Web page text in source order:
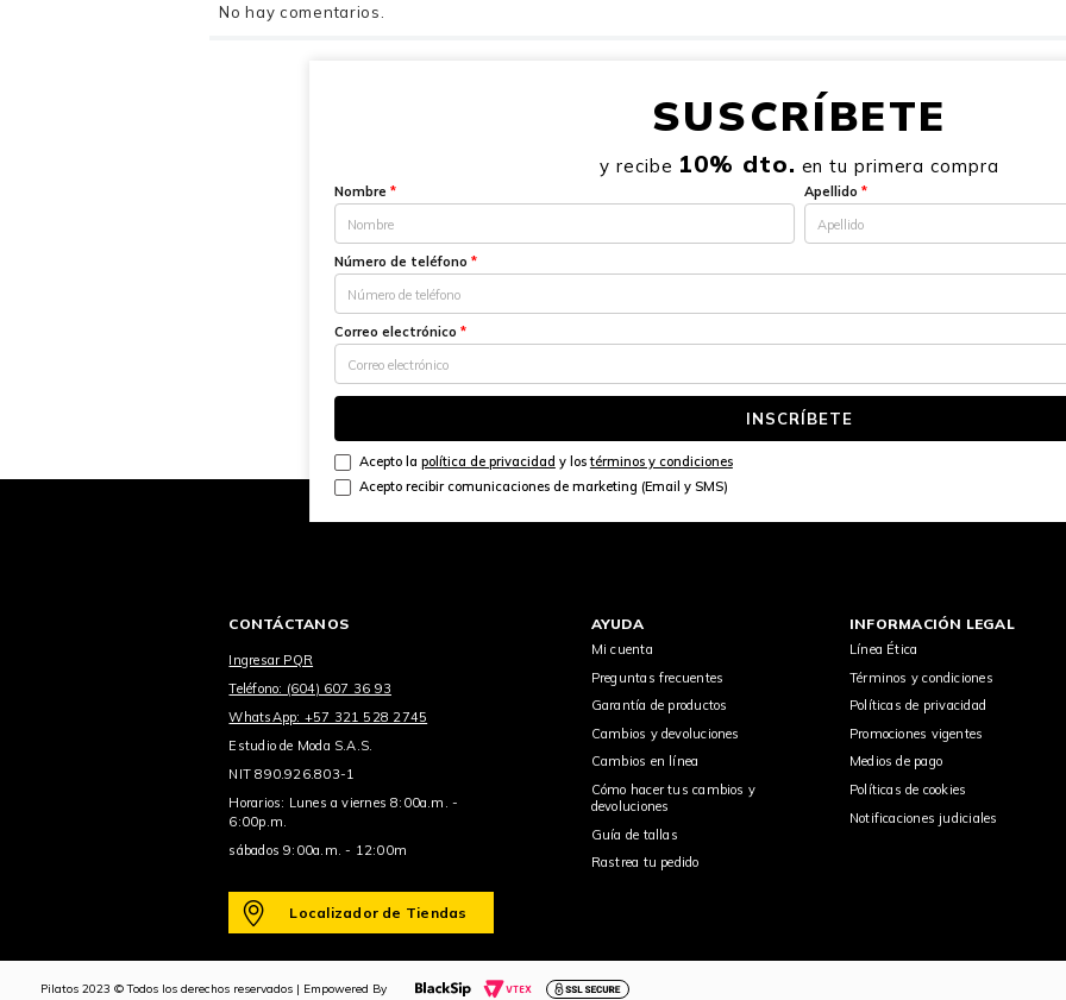
No hay comentarios.
SUSCRÍBETE
y recibe 10% dto. en tu primera compra
Nombre * Apellido *
Número de teléfono *
Correo electrónico *
INSCRÍBETE
Acepto la política de privacidad y lostérminos y condiciones
Acepto recibir comunicaciones de marketing (Email y SMS)
CONTÁCTANOS
Ingresar PQR
Teléfono: (604) 607 36 93
WhatsApp: +57 321 528 2745
Estudio de Moda S.A.S.
NIT 890.926.803-1
Horarios: Lunes a viernes 8:00a.m. -
6:00p.m.
sábados 9:00a.m. - 12:00m
Localizador de Tiendas
AYUDA
Mi cuenta
Preguntas frecuentes
Garantía de productos
Cambios y devoluciones
Cambios en línea
Cómo hacer tus cambios y
devoluciones
Guía de tallas
Rastrea tu pedido
INFORMACIÓN LEGAL
Línea Ética
Términos y condiciones
Políticas de privacidad
Promociones vigentes
Medios de pago
Políticas de cookies
Notificaciones judiciales
Pilatos 2023 © Todos los derechos reservados | Empowered By